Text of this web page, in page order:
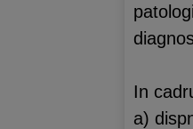
In
a)